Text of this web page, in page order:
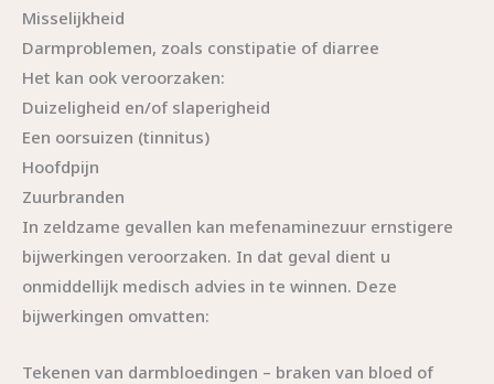
Misselijkheid
Darmproblemen, zoals constipatie of diarree
Het kan ook veroorzaken:
Duizeligheid en/of slaperigheid
Een oorsuizen (tinnitus)
Hoofdpijn
Zuurbranden
In zeldzame gevallen kan mefenaminezuur ernstigere
bijwerkingen veroorzaken. In dat geval dient u
onmiddellijk medisch advies in te winnen. Deze
bijwerkingen omvatten:
Tekenen van darmbloedingen – braken van bloed of